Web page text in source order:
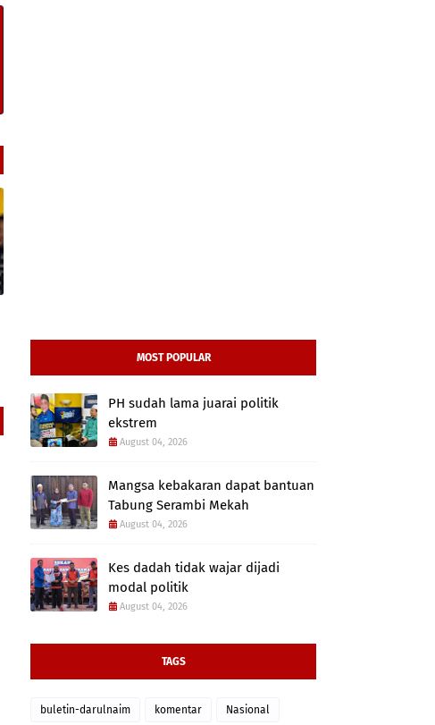
MOST POPULAR
PH sudah lama juarai politik
ekstrem
August 04, 2026
Mangsa kebakaran dapat bantuan
Tabung Serambi Mekah
August 04, 2026
Kes dadah tidak wajar dijadi
modal politik
August 04, 2026
TAGS
buletin-darulnaim komentar Nasional